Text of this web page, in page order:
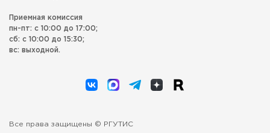
Приемная комиссия
пн-пт: с 10:00 до 17:00;
сб: с 10:00 до 15:30;
вс: выходной.
Все права защищены © РГУТИС